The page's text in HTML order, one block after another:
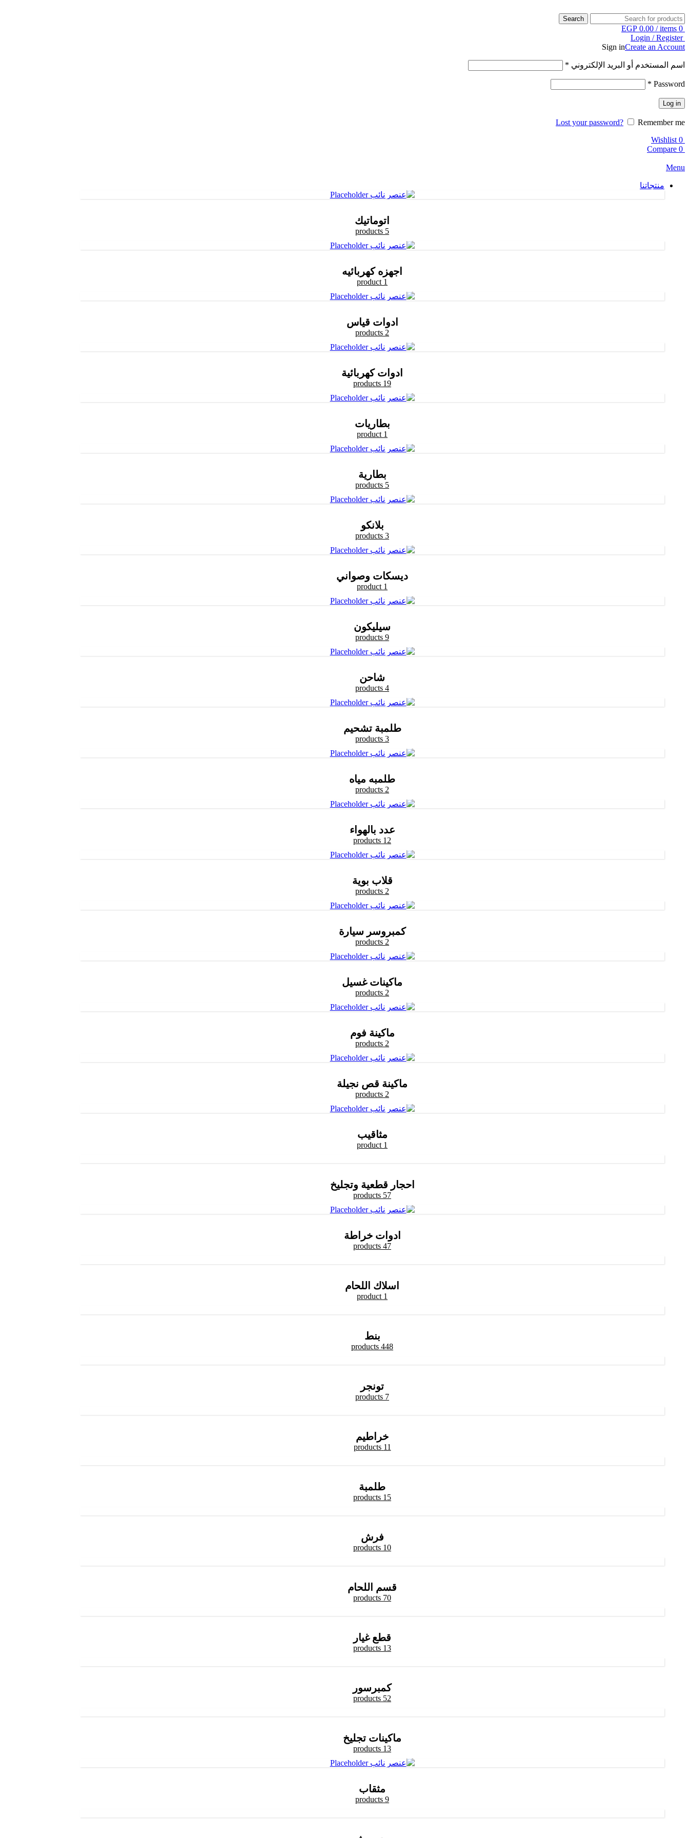
Search
0
items
/
EGP 0.00
Login / Register
Sign inCreate an Account
اسم المستخدم أو البريد الإلكتروني *
Password
*
Log in
Lost your password?
Remember me
0
Wishlist
0
Compare
Menu
منتجاتنا
اتوماتيك
5 products
اجهزه كهربائيه
1 product
ادوات قياس
2 products
ادوات كهربائية
19 products
بطاريات
1 product
بطارية
5 products
بلانكو
3 products
ديسكات وصواني
1 product
سيليكون
9 products
شاحن
4 products
طلمبة تشحيم
3 products
طلمبه مياه
2 products
عدد بالهواء
12 products
قلاب بوية
2 products
كمبروسر سيارة
2 products
ماكينات غسيل
2 products
ماكينة فوم
2 products
ماكينة قص نجيلة
2 products
مثاقيب
1 product
احجار قطعية وتجليخ
57 products
ادوات خراطة
47 products
اسلاك اللحام
1 product
بنط
448 products
تونجر
7 products
خراطيم
11 products
طلمبة
15 products
فرش
10 products
قسم اللحام
70 products
قطع غيار
13 products
كمبرسور
52 products
ماكينات تجليخ
13 products
مثقاب
9 products